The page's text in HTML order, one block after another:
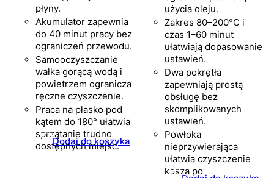
płyny.
Akumulator zapewnia
do 40 minut pracy bez
ograniczeń przewodu.
Samooczyszczanie
wałka gorącą wodą i
powietrzem ogranicza
ręczne czyszczenie.
Praca na płasko pod
kątem do 180° ułatwia
sprzątanie trudno
dostępnych miejsc.
Dodaj do koszyka
użycia oleju.
Zakres 80–200°C i
czas 1–60 minut
ułatwiają dopasowanie
ustawień.
Dwa pokrętła
zapewniają prostą
obsługę bez
skomplikowanych
ustawień.
Powłoka
nieprzywierająca
ułatwia czyszczenie
kosza po